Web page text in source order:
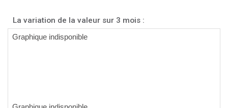
La variation de la valeur sur 3 mois :